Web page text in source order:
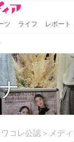
ツ ライフ レポート
ワコレ公認＞メデ